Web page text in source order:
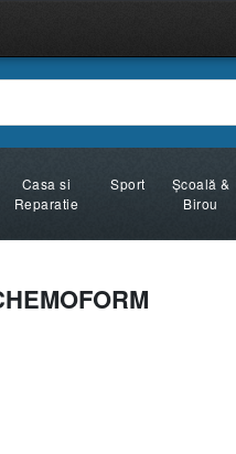
Casa si
Reparatie
Sport
Şcoală &
Birou